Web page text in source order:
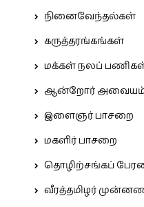
நினைவேந்தல்கள்
கருத்தரங்கங்கள்
மக்கள் நலப்
ஆன்றோர்
இளைஞர் பாசறை
மகளிர் பாசறை
தொழிற்சங்கப்
வீரத்தமிழர்